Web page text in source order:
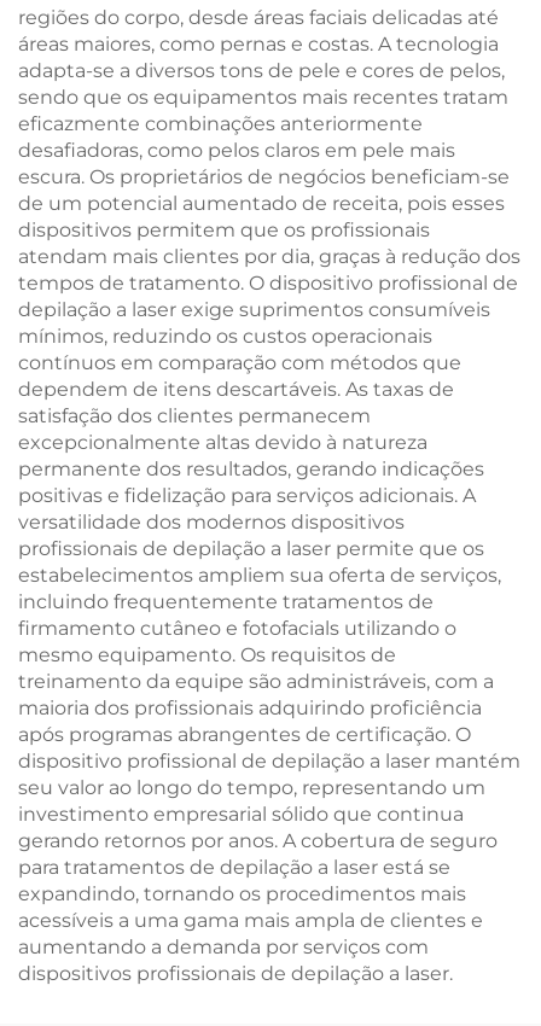
regiões do corpo, desde áreas faciais delicadas até
áreas maiores, como pernas e costas. A tecnologia
adapta-se a diversos tons de pele e cores de pelos,
sendo que os equipamentos mais recentes tratam
eficazmente combinações anteriormente
desafiadoras, como pelos claros em pele mais
escura. Os proprietários de negócios beneficiam-se
de um potencial aumentado de receita, pois esses
dispositivos permitem que os profissionais
atendam mais clientes por dia, graças à redução dos
tempos de tratamento. O dispositivo profissional de
depilação a laser exige suprimentos consumíveis
mínimos, reduzindo os custos operacionais
contínuos em comparação com métodos que
dependem de itens descartáveis. As taxas de
satisfação dos clientes permanecem
excepcionalmente altas devido à natureza
permanente dos resultados, gerando indicações
positivas e fidelização para serviços adicionais. A
versatilidade dos modernos dispositivos
profissionais de depilação a laser permite que os
estabelecimentos ampliem sua oferta de serviços,
incluindo frequentemente tratamentos de
firmamento cutâneo e fotofacials utilizando o
mesmo equipamento. Os requisitos de
treinamento da equipe são administráveis, com a
maioria dos profissionais adquirindo proficiência
após programas abrangentes de certificação. O
dispositivo profissional de depilação a laser mantém
seu valor ao longo do tempo, representando um
investimento empresarial sólido que continua
gerando retornos por anos. A cobertura de seguro
para tratamentos de depilação a laser está se
expandindo, tornando os procedimentos mais
acessíveis a uma gama mais ampla de clientes e
aumentando a demanda por serviços com
dispositivos profissionais de depilação a laser.